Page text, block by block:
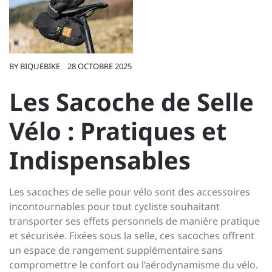
BY BIQUEBIKE 28 OCTOBRE 2025
Les Sacoche de Selle
Vélo : Pratiques et
Indispensables
Les sacoches de selle pour vélo sont des accessoires
incontournables pour tout cycliste souhaitant
transporter ses effets personnels de manière pratique
et sécurisée. Fixées sous la selle, ces sacoches offrent
un espace de rangement supplémentaire sans
compromettre le confort ou l’aérodynamisme du vélo.